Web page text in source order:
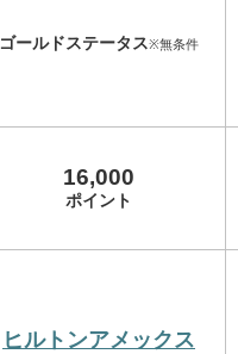
ゴールドステータス※無条件
16,000
ポイント
ヒルトンアメックス